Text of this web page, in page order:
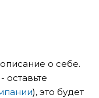
о себе.
оставьте
), это будет